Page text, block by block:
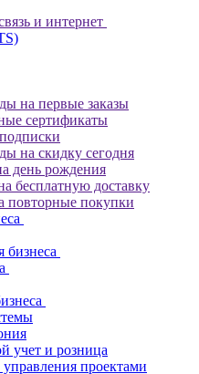
и интернет
на первые заказы
сертификаты
на скидку сегодня
день рождения
бесплатную доставку
повторные покупки
бизнеса
учет и розница
проектами